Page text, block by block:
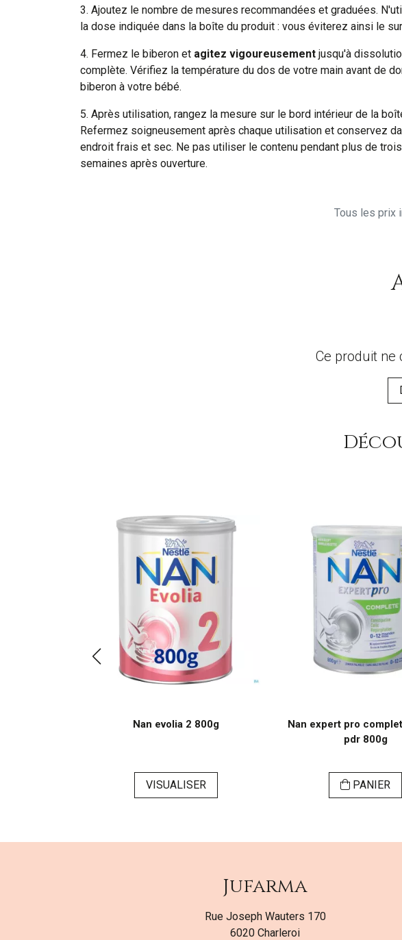
3. Ajoutez le nombre de mesures recommandées et graduées.
la dose indiquée dans la boîte du produit : vous éviterez ainsi le
4. Fermez le biberon et agitez vigoureusement jusqu'à
complète. Vérifiez la température du dos de votre main avant de
biberon à votre bébé.
5. Après utilisation, rangez la mesure sur le bord intérieur de la
Refermez soigneusement après chaque utilisation et conservez
endroit frais et sec. Ne pas utiliser le contenu pendant plus de trois
semaines après ouverture.
Tous les prix
Ce produit ne
Nan evolia 2 800g
VISUALISER
Nan expert pro
pdr 800g
PANIER
Jufarma
Rue Joseph Wauters 170
6020 Charleroi